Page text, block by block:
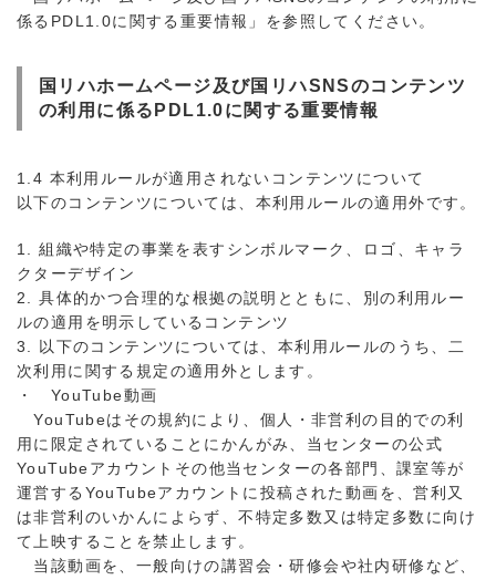
係るPDL1.0に関する重要情報」を参照してください。
国リハホームページ及び国リハSNSのコンテンツ
の利用に係るPDL1.0に関する重要情報
1.4 本利用ルールが適用されないコンテンツについて
以下のコンテンツについては、本利用ルールの適用外です。
1. 組織や特定の事業を表すシンボルマーク、ロゴ、キャラ
クターデザイン
2. 具体的かつ合理的な根拠の説明とともに、別の利用ルー
ルの適用を明示しているコンテンツ
3. 以下のコンテンツについては、本利用ルールのうち、二
次利用に関する規定の適用外とします。
・ YouTube動画
YouTubeはその規約により、個人・非営利の目的での利
用に限定されていることにかんがみ、当センターの公式
YouTubeアカウントその他当センターの各部門、課室等が
運営するYouTubeアカウントに投稿された動画を、営利又
は非営利のいかんによらず、不特定多数又は特定多数に向け
て上映することを禁止します。
当該動画を、一般向けの講習会・研修会や社内研修など、